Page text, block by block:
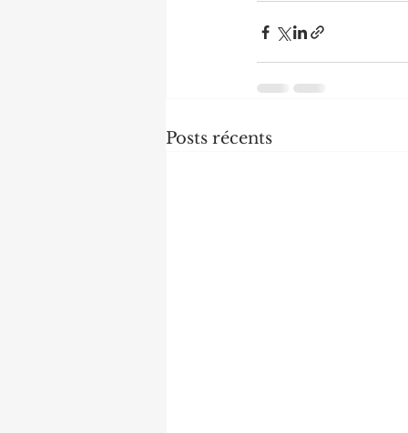
Posts récents